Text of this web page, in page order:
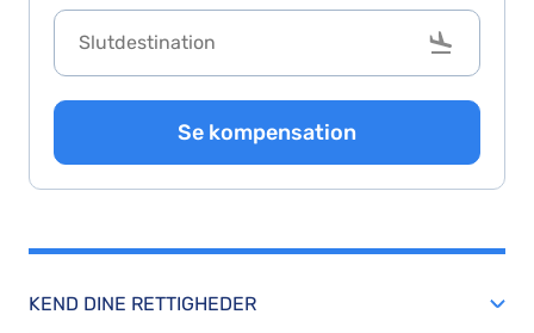
Se kompensation
KEND DINE RETTIGHEDER